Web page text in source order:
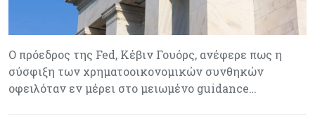
Ο πρόεδρος της Fed, Κέβιν Γουόρς, ανέφερε πως η
σύσφιξη των χρηματοοικονομικών συνθηκών
οφειλόταν εν μέρει στο μειωμένο guidance…